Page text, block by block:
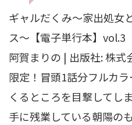
ギャルだくみ〜家出処女
ス〜【電子単行本】vol.3
阿賀まりの | 出版社: 株
限定！冒頭1話分フルカ
くるところを目撃してし
手に残業している朝陽の